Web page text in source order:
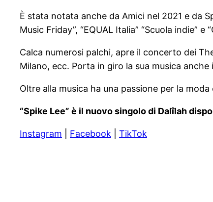
È stata notata anche da Amici nel 2021 e da
Music Friday”, “EQUAL Italia” “Scuola indie” e
Calca numerosi palchi, apre il concerto dei
Milano, ecc. Porta in giro la sua musica
Oltre alla musica ha una passione per la
“Spike Lee” è il nuovo singolo di Dalîlah
Instagram Facebook TikTok